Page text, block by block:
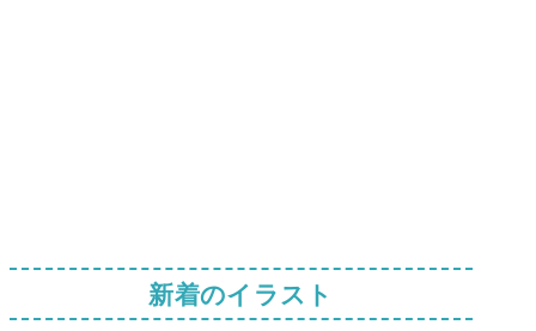
新着のイラスト